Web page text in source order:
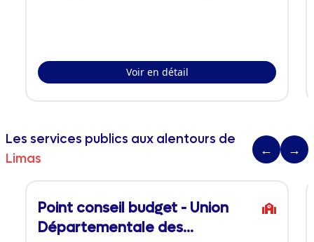
Voir en détail
Les services publics aux alentours de
Limas
← →
Point conseil budget - Union
Départementale des